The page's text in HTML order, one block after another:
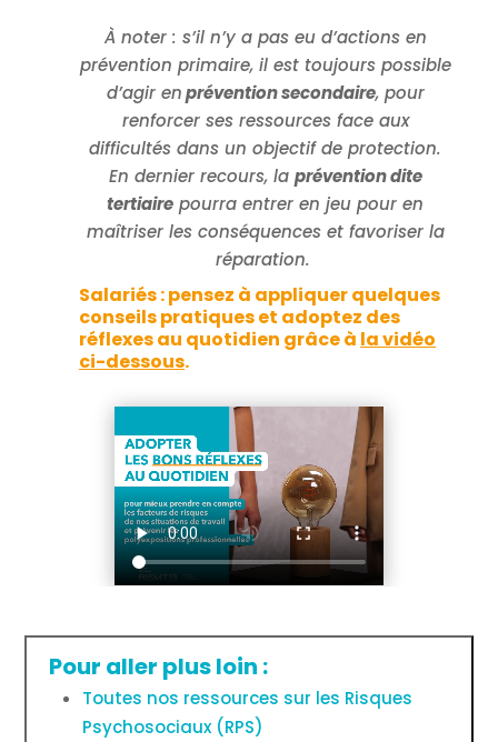
À noter : s’il n’y a pas eu d’actions en
prévention primaire, il est toujours possible
d’agir enprévention secondaire, pour
renforcer ses ressources face aux
difficultés dans un objectif de protection.
En dernier recours, la prévention dite
tertiaire pourra entrer en jeu pour en
maîtriser les conséquences et favoriser la
réparation.
Salariés : pensez à appliquer quelques
conseils pratiques et adoptez des
réflexes au quotidien grâce à la vidéo
ci-dessous.
Pour aller plus loin :
Toutes nos ressources sur les Risques
Psychosociaux (RPS)